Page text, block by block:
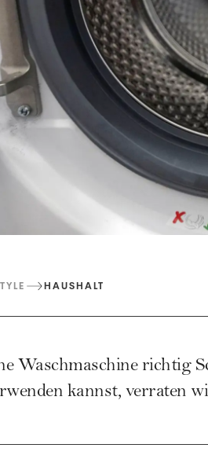
HAUSHALT
Waschmaschine richtig
kannst, verraten